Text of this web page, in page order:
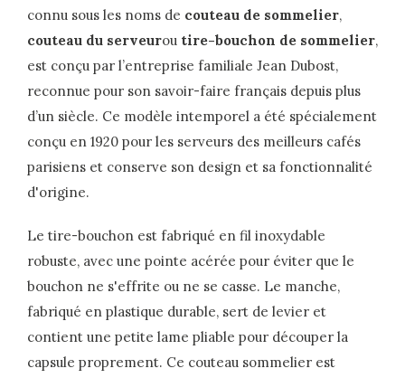
connu sous les noms de couteau de sommelier,
couteau du serveurou tire-bouchon de sommelier,
est conçu par l’entreprise familiale Jean Dubost,
reconnue pour son savoir-faire français depuis plus
d’un siècle. Ce modèle intemporel a été spécialement
conçu en 1920 pour les serveurs des meilleurs cafés
parisiens et conserve son design et sa fonctionnalité
d'origine.
Le tire-bouchon est fabriqué en fil inoxydable
robuste, avec une pointe acérée pour éviter que le
bouchon ne s'effrite ou ne se casse. Le manche,
fabriqué en plastique durable, sert de levier et
contient une petite lame pliable pour découper la
capsule proprement. Ce couteau sommelier est